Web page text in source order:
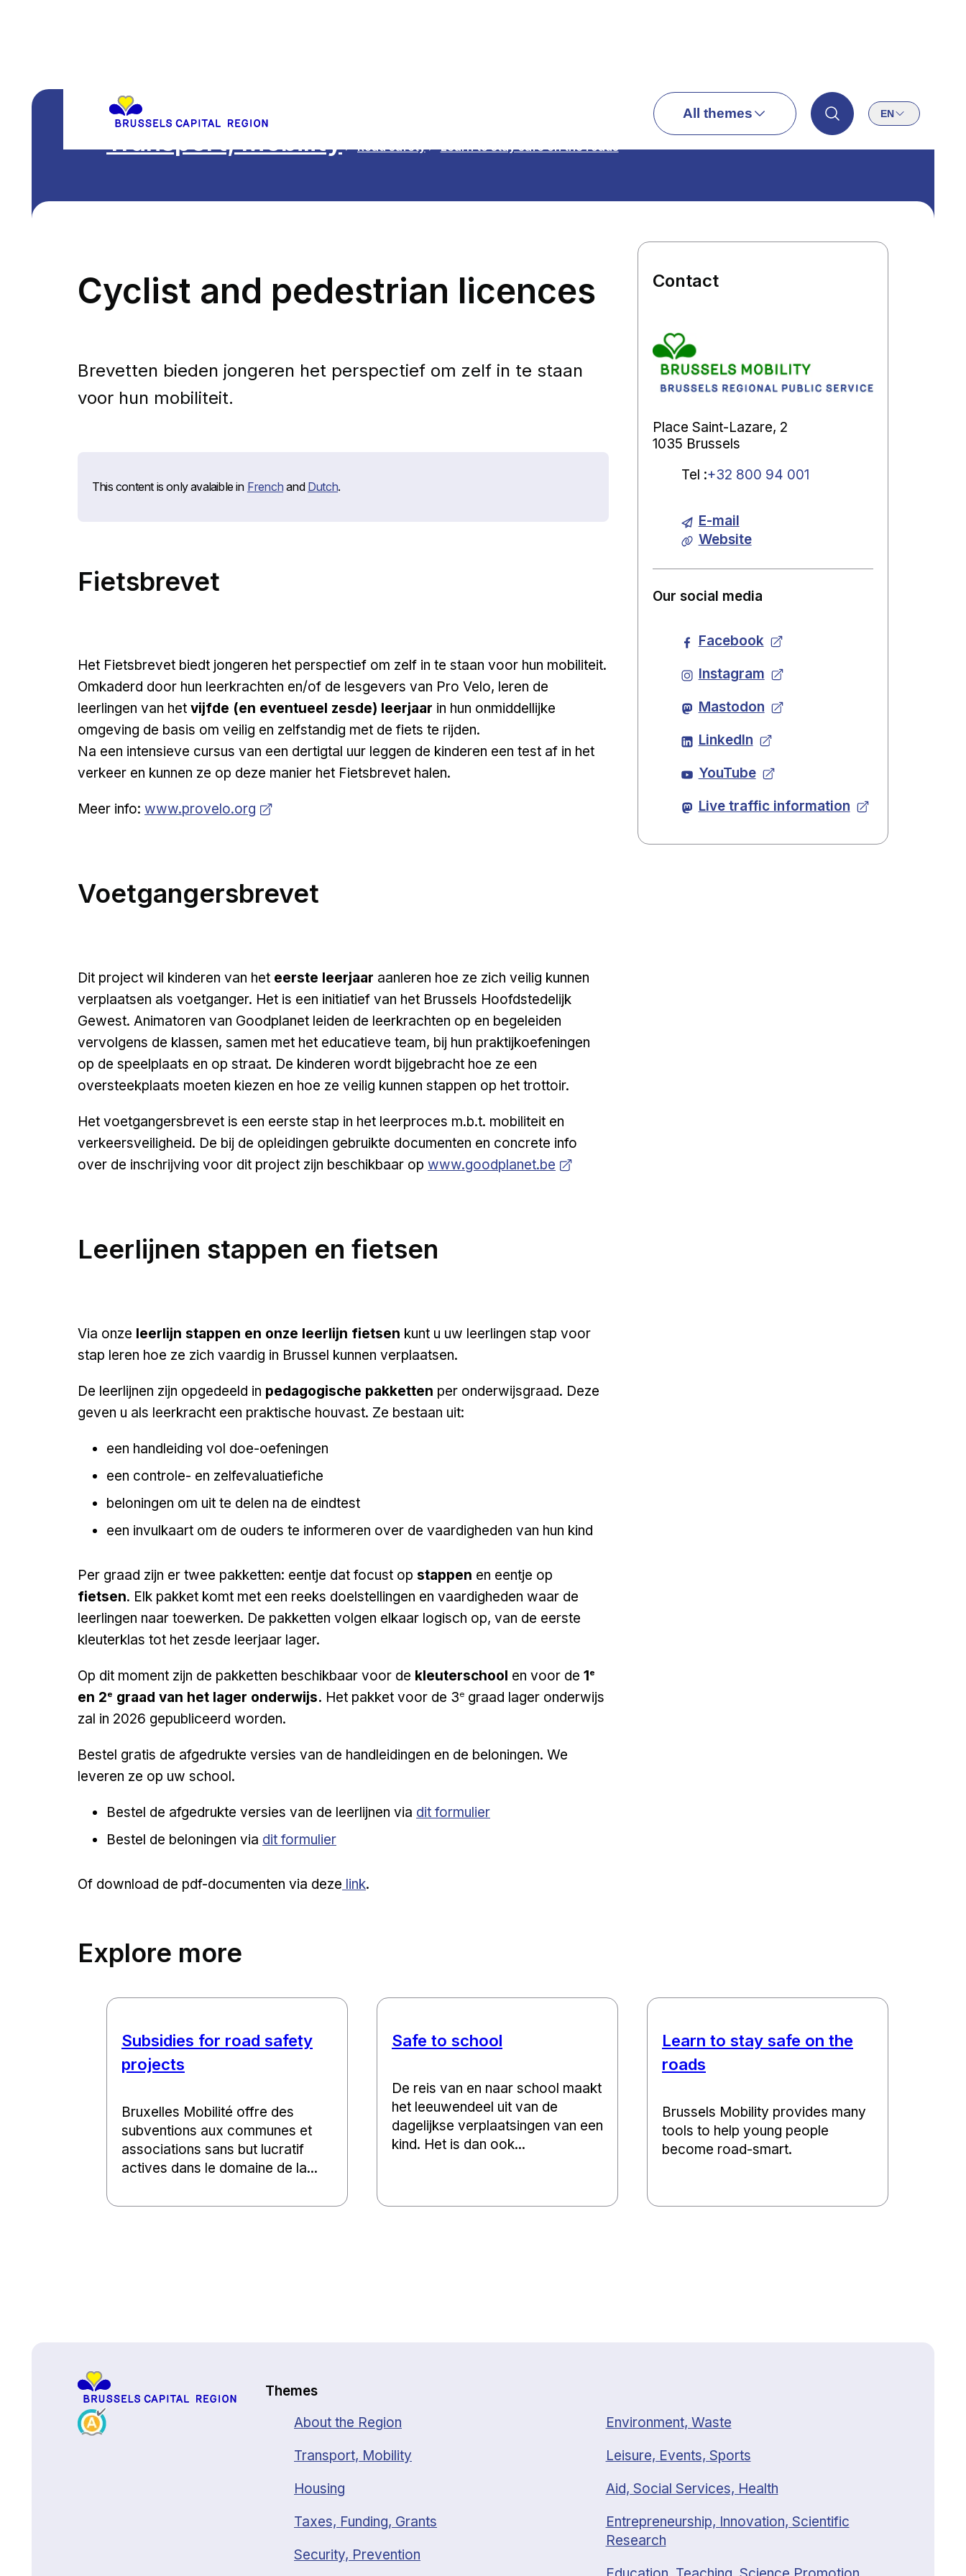
All themes EN
Transport, Mobility Road safety Learn to stay safe on the roads
Cyclist and pedestrian licences
Brevetten bieden jongeren het perspectief om zelf in te staan
voor hun mobiliteit.
This content is only avalaible in French and Dutch.
Fietsbrevet
Het Fietsbrevet biedt jongeren het perspectief om zelf in te staan voor hun mobiliteit.
Omkaderd door hun leerkrachten en/of de lesgevers van Pro Velo, leren de
leerlingen van het vijfde (en eventueel zesde) leerjaar in hun onmiddellijke
omgeving de basis om veilig en zelfstandig met de fiets te rijden.
Na een intensieve cursus van een dertigtal uur leggen de kinderen een test af in het
verkeer en kunnen ze op deze manier het Fietsbrevet halen.
Meer info: Opens in new window
www.provelo.org
Voetgangersbrevet
Dit project wil kinderen van het eerste leerjaar aanleren hoe ze zich veilig kunnen
verplaatsen als voetganger. Het is een initiatief van het Brussels Hoofdstedelijk
Gewest. Animatoren van Goodplanet leiden de leerkrachten op en begeleiden
vervolgens de klassen, samen met het educatieve team, bij hun praktijkoefeningen
op de speelplaats en op straat. De kinderen wordt bijgebracht hoe ze een
oversteekplaats moeten kiezen en hoe ze veilig kunnen stappen op het trottoir.
Het voetgangersbrevet is een eerste stap in het leerproces m.b.t. mobiliteit en
verkeersveiligheid. De bij de opleidingen gebruikte documenten en concrete info
over de inschrijving voor dit project zijn beschikbaar op Opens in new window
www.goodplanet.be
Leerlijnen stappen en fietsen
Via onze leerlijn stappen en onze leerlijn fietsen kunt u uw leerlingen stap voor
stap leren hoe ze zich vaardig in Brussel kunnen verplaatsen.
De leerlijnen zijn opgedeeld in pedagogische pakketten per onderwijsgraad. Deze
geven u als leerkracht een praktische houvast. Ze bestaan uit:
een handleiding vol doe-oefeningen
een controle- en zelfevaluatiefiche
beloningen om uit te delen na de eindtest
een invulkaart om de ouders te informeren over de vaardigheden van hun kind
Per graad zijn er twee pakketten: eentje dat focust op stappen en eentje op
fietsen. Elk pakket komt met een reeks doelstellingen en vaardigheden waar de
leerlingen naar toewerken. De pakketten volgen elkaar logisch op, van de eerste
kleuterklas tot het zesde leerjaar lager.
Op dit moment zijn de pakketten beschikbaar voor de kleuterschool en voor de 1e
en 2e graad van het lager onderwijs. Het pakket voor de 3e graad lager onderwijs
zal in 2026 gepubliceerd worden.
Bestel gratis de afgedrukte versies van de handleidingen en de beloningen. We
leveren ze op uw school.
Bestel de afgedrukte versies van de leerlijnen via External link
dit formulier
Bestel de beloningen via External link
dit formulier
Of download de pdf-documenten via deze External link
link.
Contact
Place Saint-Lazare, 2
1035 Brussels
Tel :+32 800 94 001
E-mail
Website
Our social media
Facebook
Instagram
Mastodon
LinkedIn
YouTube
Live traffic information
Explore more
Subsidies for road safety
projects
Bruxelles Mobilité offre des
subventions aux communes et
associations sans but lucratif
actives dans le domaine de la...
Safe to school
De reis van en naar school maakt
het leeuwendeel uit van de
dagelijkse verplaatsingen van een
kind. Het is dan ook...
Learn to stay safe on the
roads
Brussels Mobility provides many
tools to help young people
become road-smart.
Themes
About the Region
Transport, Mobility
Housing
Taxes, Funding, Grants
Security, Prevention
Environment, Waste
Leisure, Events, Sports
Aid, Social Services, Health
Entrepreneurship, Innovation, Scientific
Research